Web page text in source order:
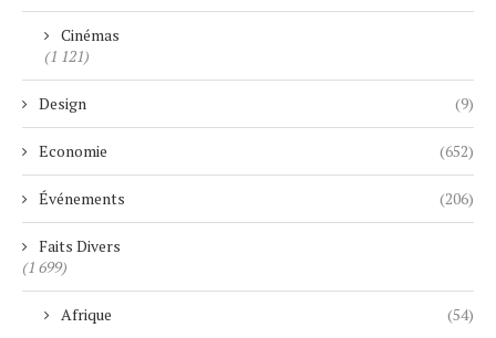
Cinémas
(1 121)
Design (9)
Economie (652)
Événements (206)
Faits Divers
(1 699)
Afrique (54)